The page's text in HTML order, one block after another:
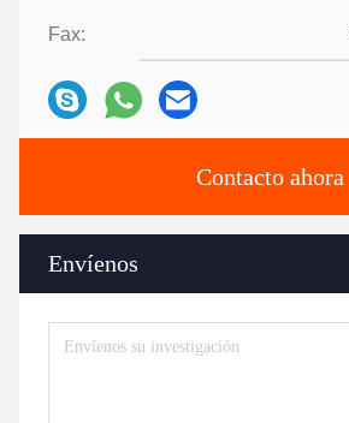
Fax:
Contacto ahora
Envíenos